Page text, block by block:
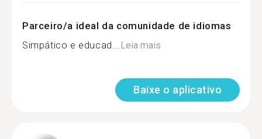
Parceiro/a ideal da comunidade de idiomas
Simpático e educad...Leia mais
Baixe o aplicativo